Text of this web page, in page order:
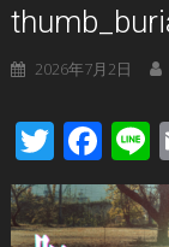
2026年7月2日